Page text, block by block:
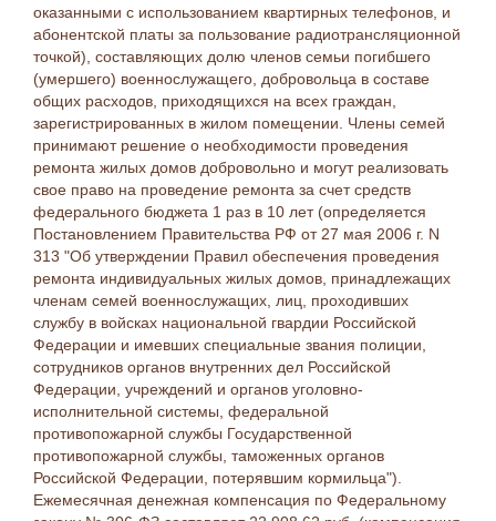
оказанными с использованием квартирных телефонов, и
абонентской платы за пользование радиотрансляционной
точкой), составляющих долю членов семьи погибшего
(умершего) военнослужащего, добровольца в составе
общих расходов, приходящихся на всех граждан,
зарегистрированных в жилом помещении. Члены семей
принимают решение о необходимости проведения
ремонта жилых домов добровольно и могут реализовать
свое право на проведение ремонта за счет средств
федерального бюджета 1 раз в 10 лет (определяется
Постановлением Правительства РФ от 27 мая 2006 г. N
313 "Об утверждении Правил обеспечения проведения
ремонта индивидуальных жилых домов, принадлежащих
членам семей военнослужащих, лиц, проходивших
службу в войсках национальной гвардии Российской
Федерации и имевших специальные звания полиции,
сотрудников органов внутренних дел Российской
Федерации, учреждений и органов уголовно-
исполнительной системы, федеральной
противопожарной службы Государственной
противопожарной службы, таможенных органов
Российской Федерации, потерявшим кормильца").
Ежемесячная денежная компенсация по Федеральному